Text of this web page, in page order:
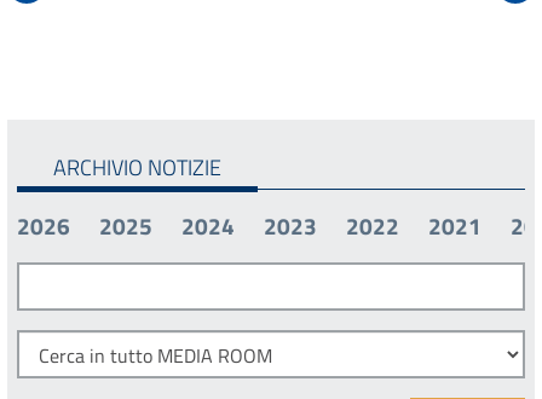
ARCHIVIO NOTIZIE
2026
2025 2024 2023 2022 2021